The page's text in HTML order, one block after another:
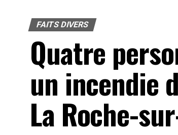
FAITS DIVERS
Quatre
un incendie
La Roche-